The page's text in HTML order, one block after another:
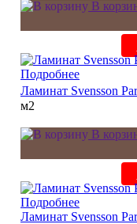
В
Подробнее
Ламинат Svensson
м2
В
Подробнее
Ламинат Svensson